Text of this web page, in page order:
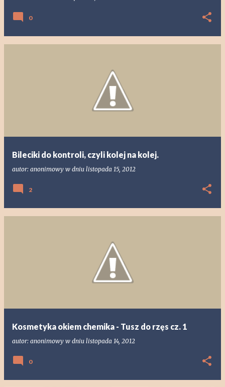
0
Bileciki do kontroli, czyli kolej na kolej.
autor: anonimowy w dniu listopada 15, 2012
2
Kosmetyka okiem chemika - Tusz do rzęs cz. 1
autor: anonimowy w dniu listopada 14, 2012
0